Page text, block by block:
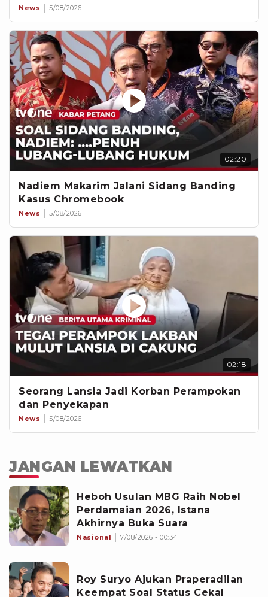
News 5/08/2026
02:20
Nadiem Makarim Jalani Sidang Banding
Kasus Chromebook
News 5/08/2026
02:18
Seorang Lansia Jadi Korban Perampokan
dan Penyekapan
News 5/08/2026
JANGAN LEWATKAN
Heboh Usulan MBG Raih Nobel
Perdamaian 2026, Istana
Akhirnya Buka Suara
Nasional 7/08/2026 - 00:34
Roy Suryo Ajukan Praperadilan
Keempat Soal Status Cekal